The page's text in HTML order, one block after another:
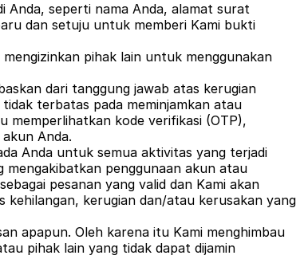
Anda, seperti nama Anda, alamat surat
dan setuju untuk memberi Kami bukti
pihak lain untuk menggunakan
dari tanggung jawab atas kerugian
terbatas pada meminjamkan atau
memperlihatkan kode verifikasi (OTP),
Anda.
Anda untuk semua aktivitas yang terjadi
mengakibatkan penggunaan akun atau
pesanan yang valid dan Kami akan
kehilangan, kerugian dan/atau kerusakan yang
apapun. Oleh karena itu Kami menghimbau
pihak lain yang tidak dapat dijamin